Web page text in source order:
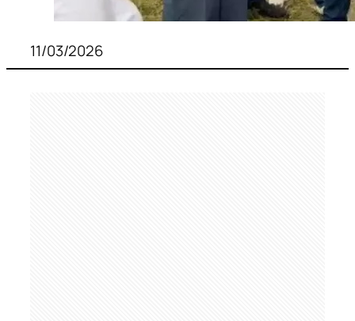
11/03/2026